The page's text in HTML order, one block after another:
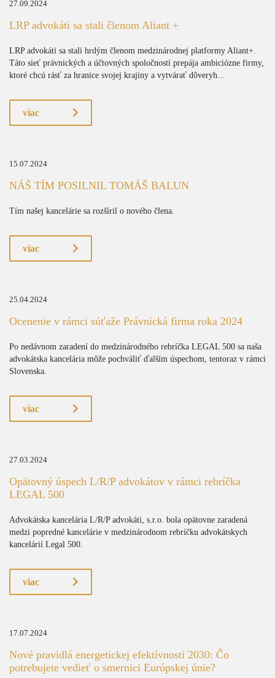
27.09.2024
LRP advokáti sa stali členom Aliant +
LRP advokáti sa stali hrdým členom medzinárodnej platformy Aliant+.
Táto sieť právnických a účtovných spoločností prepája ambiciózne firmy,
ktoré chcú rásť za hranice svojej krajiny a vytvárať dôveryh...
viac
15.07.2024
NÁŠ TÍM POSILNIL TOMÁŠ BALUN
Tím našej kancelárie sa rozšíril o nového člena.
viac
25.04.2024
Ocenenie v rámci súťaže Právnická firma roka 2024
Po nedávnom zaradení do medzinárodného rebríčka LEGAL 500 sa naša
advokátska kancelária môže pochváliť ďalším úspechom, tentoraz v rámci
Slovenska.
viac
27.03.2024
Opätovný úspech L/R/P advokátov v rámci rebríčka
LEGAL 500
Advokátska kancelária L/R/P advokáti, s.r.o. bola opätovne zaradená
medzi popredné kancelárie v medzinárodnom rebríčku advokátskych
kancelárií Legal 500.
viac
17.07.2024
Nové pravidlá energetickej efektívnosti 2030: Čo
potrebujete vedieť o smernici Európskej únie?